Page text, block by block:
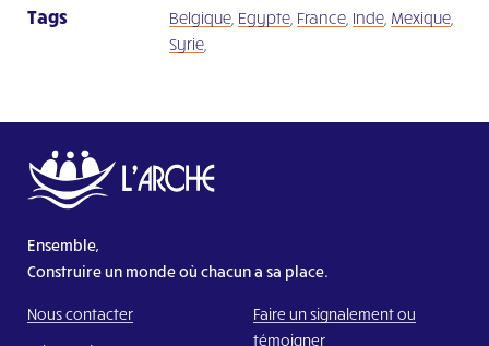
Tags Belgique Egypte France Inde Mexique
Syrie
Ensemble,
Construire un monde où chacun a sa place.
Nous contacter
Faire un signalement ou
témoigner